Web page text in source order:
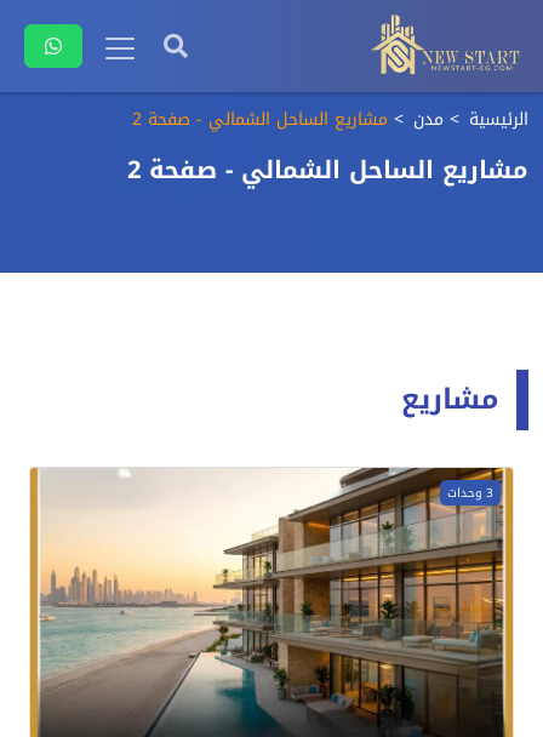
الرئيسية مدن مشاريع الساحل الشمالي - صفحة 2
مشاريع الساحل الشمالي - صفحة 2
مشاريع
3 وحدات